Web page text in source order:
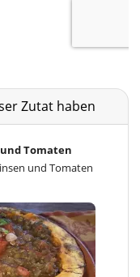
Zutat haben
Tomaten
und Tomaten